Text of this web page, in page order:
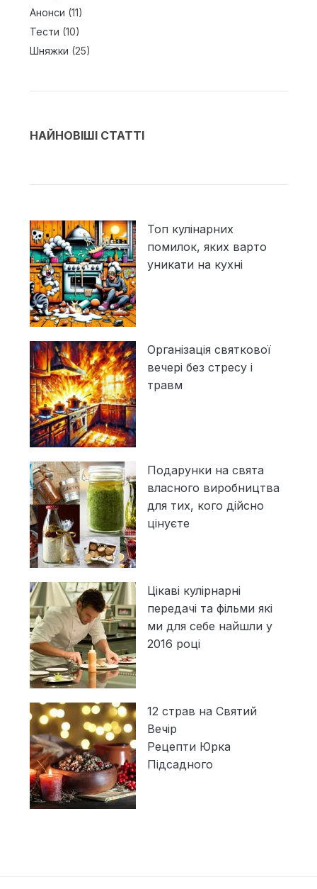
Анонси (11)
Тести (10)
Шняжки (25)
НАЙНОВІШІ СТАТТІ
Топ кулінарних
помилок, яких варто
уникати на кухні
Організація святкової
вечері без стресу і
травм
Подарунки на свята
власного виробництва
для тих, кого дійсно
цінуєте
Цікаві кулірнарні
передачі та фільми які
ми для себе найшли у
2016 році
12 страв на Святий
Вечір
Рецепти Юрка
Підсадного